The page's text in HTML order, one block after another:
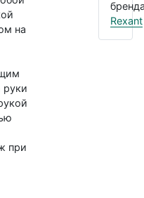
на
руки
при
Rexant